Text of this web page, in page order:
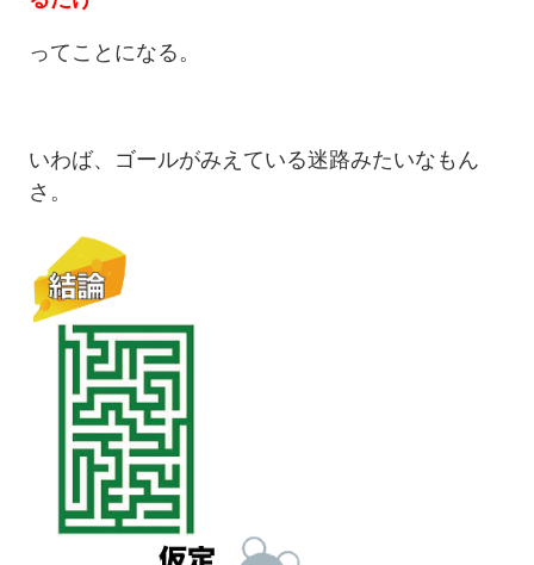
ってことになる。
いわば、ゴールがみえている迷路みたいなもん
さ。